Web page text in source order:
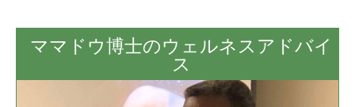
ママドウ博士のウェルネスアドバイ
ス